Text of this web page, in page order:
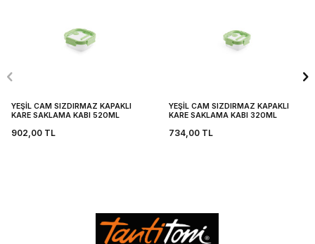
YEŞİL CAM SIZDIRMAZ KAPAKLI
KARE SAKLAMA KABI 520ML
902,00 TL
YEŞİL CAM SIZDIRMAZ KAPAKLI
KARE SAKLAMA KABI 320ML
734,00TL